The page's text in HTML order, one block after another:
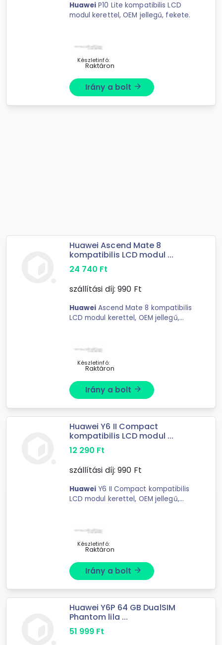
Huawei P10 Lite kompatibilis LCD
modul kerettel, OEM jellegű, fekete.
Készletinfó:
Raktáron
Irány a bolt arrow_forward
Huawei Ascend Mate 8
kompatibilis LCD modul ...
24 740 Ft
szállítási díj: 990 Ft
Huawei Ascend Mate 8 kompatibilis
LCD modul kerettel, OEM jellegű,
Készletinfó:
Raktáron
Irány a bolt arrow_forward
Huawei Y6 II Compact
kompatibilis LCD modul ...
12 290 Ft
szállítási díj: 990 Ft
Huawei Y6 II Compact kompatibilis
LCD modul kerettel, OEM jellegű,
Készletinfó:
Raktáron
Irány a bolt arrow_forward
Huawei Y6P 64 GB DualSIM
Phantom lila ...
51 999 Ft